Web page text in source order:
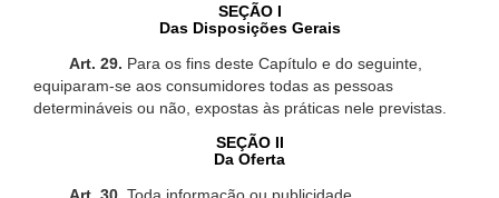
SEÇÃO I
Das Disposições Gerais
Art. 29. Para os fins deste Capítulo e do seguinte,
equiparam-se aos consumidores todas as pessoas
determináveis ou não, expostas às práticas nele previstas.
SEÇÃO II
Da Oferta